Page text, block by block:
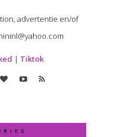
advertentie en/of
| Tiktok